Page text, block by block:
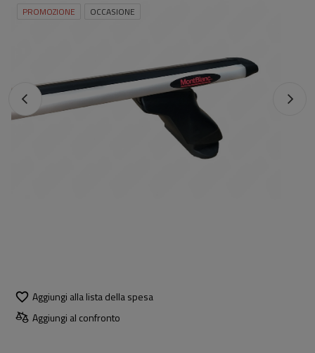
PROMOZIONE OCCASIONE
Aggiungi alla lista della spesa
Aggiungi al confronto